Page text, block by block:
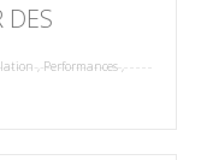
DES
,Performances,